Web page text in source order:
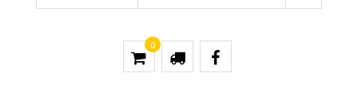
0